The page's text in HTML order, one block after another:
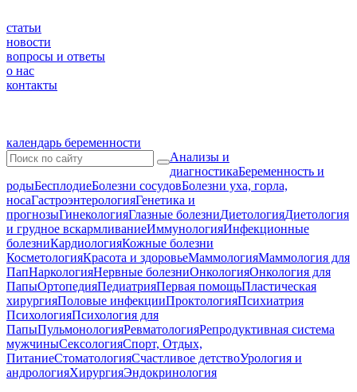
статьи
новости
вопросы и ответы
о нас
контакты
календарь беременности
Анализы и
диагностикаБеременность и
родыБесплодиеБолезни сосудовБолезни уха, горла,
носаГастроэнтерологияГенетика и
прогнозыГинекологияГлазные болезниДиетологияДиетология
и грудное вскармливаниеИммунологияИнфекционные
болезниКардиологияКожные болезни
КосметологияКрасота и здоровьеМаммологияМаммология для
ПапНаркологияНервные болезниОнкологияОнкология для
ПапыОртопедияПедиатрияПервая помощьПластическая
хирургияПоловые инфекцииПроктологияПсихиатрия
ПсихологияПсихология для
ПапыПульмонологияРевматологияРепродуктивная система
мужчиныСексологияСпорт, Отдых,
ПитаниеСтоматологияСчастливое детствоУрология и
андрологияХирургияЭндокринология